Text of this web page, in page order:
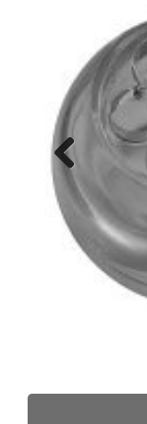
Previ
ous